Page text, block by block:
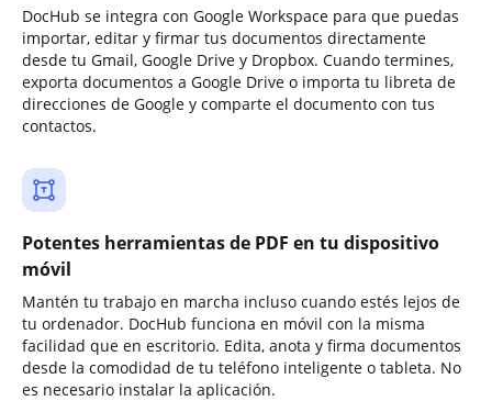
DocHub se integra con Google Workspace para que puedas
importar, editar y firmar tus documentos directamente
desde tu Gmail, Google Drive y Dropbox. Cuando termines,
exporta documentos a Google Drive o importa tu libreta de
direcciones de Google y comparte el documento con tus
contactos.
Potentes herramientas de PDF en tu dispositivo
móvil
Mantén tu trabajo en marcha incluso cuando estés lejos de
tu ordenador. DocHub funciona en móvil con la misma
facilidad que en escritorio. Edita, anota y firma documentos
desde la comodidad de tu teléfono inteligente o tableta. No
es necesario instalar la aplicación.